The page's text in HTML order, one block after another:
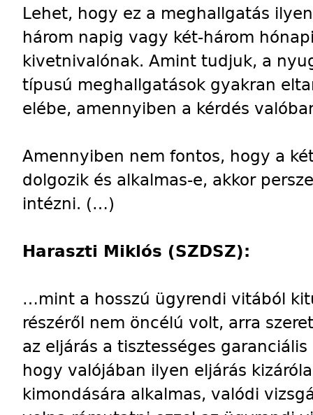
Lehet, hogy ez a meghallgatás
három napig vagy két-három
kivetnivalónak. Amint tudjuk, a
típusú meghallgatások gyakran
elébe, amennyiben a kérdés
Amennyiben nem fontos, hogy a
dolgozik és alkalmas-e, akkor
intézni. (…)
Haraszti Miklós (SZDSZ):
…mint a hosszú ügyrendi vitából
részéről nem öncélú volt, arra
az eljárás a tisztességes
hogy valójában ilyen eljárás
kimondására alkalmas, valódi